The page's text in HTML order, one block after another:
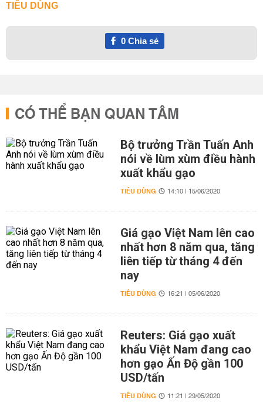
TIÊU DÙNG
0Chia sẻ
CÓ THỂ BẠN QUAN TÂM
Bộ trưởng Trần Tuấn Anh
nói về lùm xùm điều hành
xuất khẩu gạo
TIÊU DÙNG 14:10 | 15/06/2020
Giá gạo Việt Nam lên cao
nhất hơn 8 năm qua, tăng
liên tiếp từ tháng 4 đến
nay
TIÊU DÙNG 16:21 | 05/06/2020
Reuters: Giá gạo xuất
khẩu Việt Nam đang cao
hơn gạo Ấn Độ gần 100
USD/tấn
TIÊU DÙNG 11:21 | 29/05/2020